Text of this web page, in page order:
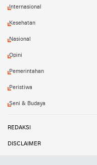
Internasional
Kesehatan
Nasional
Opini
Pemerintahan
Peristiwa
Seni & Budaya
REDAKSI
DISCLAIMER